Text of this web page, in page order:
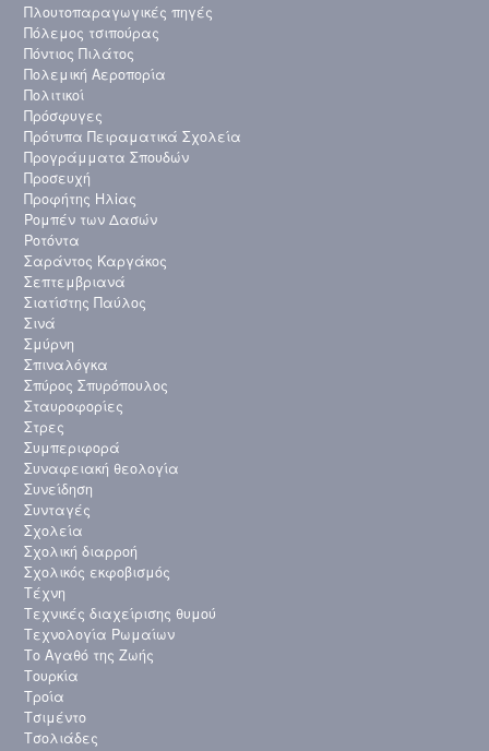
Πλουτοπαραγωγικές πηγές
Πόλεμος τσιπούρας
Πόντιος Πιλάτος
Πολεμική Αεροπορία
Πολιτικοί
Πρόσφυγες
Πρότυπα Πειραματικά Σχολεία
Προγράμματα Σπουδών
Προσευχή
Προφήτης Ηλἰας
Ρομπέν των Δασών
Ροτόντα
Σαράντος Καργάκος
Σεπτεμβριανά
Σιατίστης Παύλος
Σινά
Σμύρνη
Σπιναλόγκα
Σπύρος Σπυρόπουλος
Σταυροφορίες
Στρες
Συμπεριφορά
Συναφειακή θεολογία
Συνείδηση
Συνταγές
Σχολεία
Σχολική διαρροή
Σχολικός εκφοβισμός
Τέχνη
Τεχνικές διαχείρισης θυμού
Τεχνολογία Ρωμαίων
Το Αγαθό της Ζωής
Τουρκία
Τροία
Τσιμέντο
Τσολιάδες